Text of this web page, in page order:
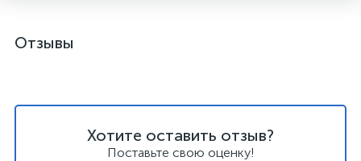
Отзывы
Хотите оставить отзыв?
Поставьте свою оценку!